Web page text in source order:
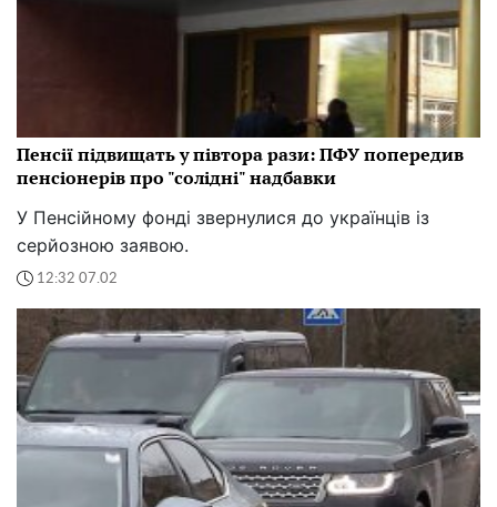
Пенсії підвищать у півтора рази: ПФУ попередив
пенсіонерів про "солідні" надбавки
У Пенсійному фонді звернулися до українців із
серйозною заявою.
12:32 07.02